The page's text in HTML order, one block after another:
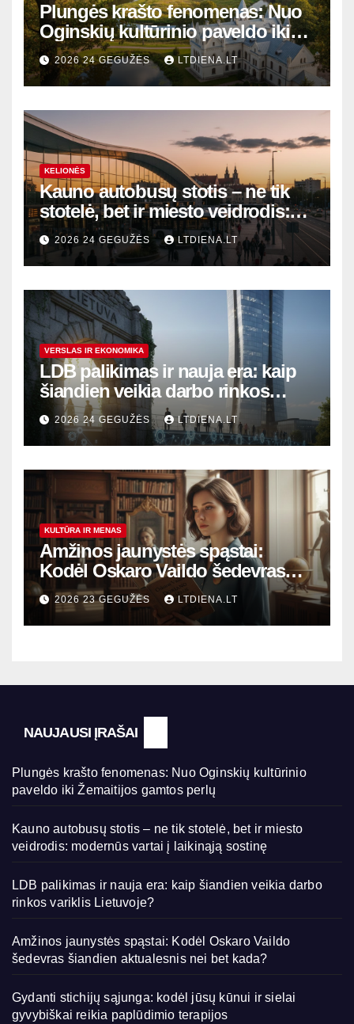
Plungės krašto fenomenas: Nuo
Oginskių kultūrinio paveldo iki
Žemaitijos gamtos perlų
2026 24 GEGUŽĖS LTDIENA.LT
KELIONĖS
Kauno autobusų stotis – ne tik
stotelė, bet ir miesto veidrodis:
modernūs vartai į laikinąją
sostinę
2026 24 GEGUŽĖS LTDIENA.LT
VERSLAS IR EKONOMIKA
LDB palikimas ir nauja era: kaip
šiandien veikia darbo rinkos
variklis Lietuvoje?
2026 24 GEGUŽĖS LTDIENA.LT
KULTŪRA IR MENAS
Amžinos jaunystės spąstai:
Kodėl Oskaro Vaildo šedevras
šiandien aktualesnis nei bet
kada?
2026 23 GEGUŽĖS LTDIENA.LT
NAUJAUSI ĮRAŠAI
Plungės krašto fenomenas: Nuo Oginskių kultūrinio
paveldo iki Žemaitijos gamtos perlų
Kauno autobusų stotis – ne tik stotelė, bet ir miesto
veidrodis: modernūs vartai į laikinąją sostinę
LDB palikimas ir nauja era: kaip šiandien veikia darbo
rinkos variklis Lietuvoje?
Amžinos jaunystės spąstai: Kodėl Oskaro Vaildo
šedevras šiandien aktualesnis nei bet kada?
Gydanti stichijų sąjunga: kodėl jūsų kūnui ir sielai
gyvybiškai reikia paplūdimio terapijos